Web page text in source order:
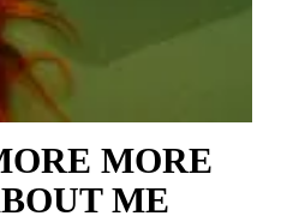
MORE
ME